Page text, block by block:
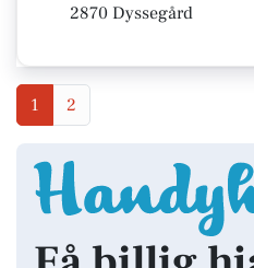
2870 Dyssegård
1 2